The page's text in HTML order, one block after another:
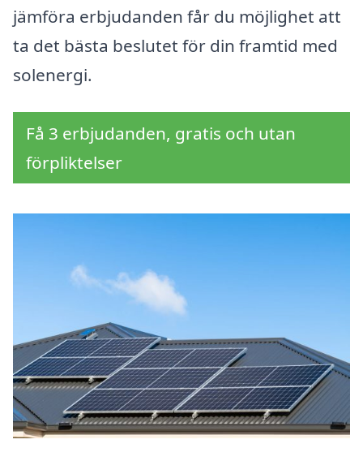
jämföra erbjudanden får du möjlighet att
ta det bästa beslutet för din framtid med
solenergi.
Få 3 erbjudanden, gratis och utan
förpliktelser